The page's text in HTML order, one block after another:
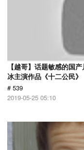
【越哥】话题敏感的国
冰主演作品《十二公民》
# 539
2019-05-25 05:10